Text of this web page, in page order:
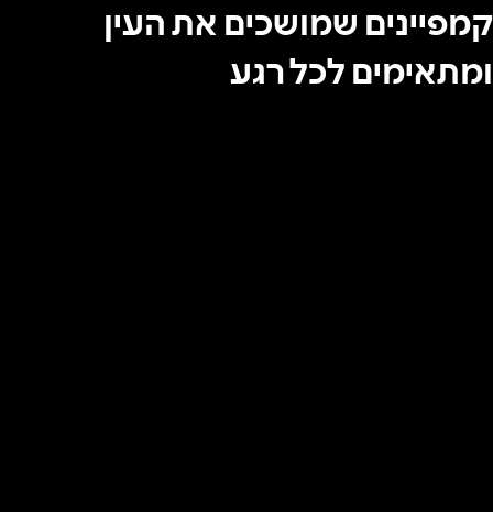
קמפיינים שמושכים את העין
ומתאימים לכל רגע